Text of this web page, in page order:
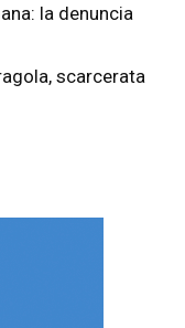
la denuncia
scarcerata